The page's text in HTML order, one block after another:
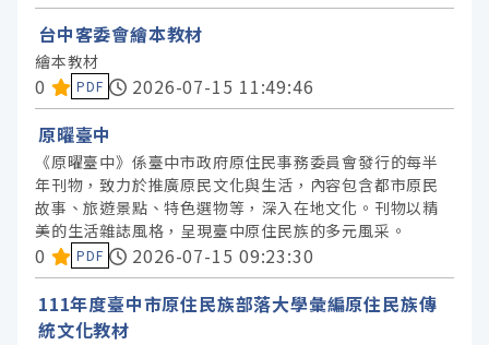
台中客委會繪本教材
繪本教材
資料集評分：
0 PDF
2026-07-15 11:49:46
原曜臺中
《原曜臺中》係臺中市政府原住民事務委員會發行的每半
年刊物，致力於推廣原民文化與生活，內容包含都市原民
故事、旅遊景點、特色選物等，深入在地文化。刊物以精
美的生活雜誌風格，呈現臺中原住民族的多元風采。
資料集評分：
0 PDF
2026-07-15 09:23:30
111年度臺中市原住民族部落大學彙編原住民族傳
統文化教材